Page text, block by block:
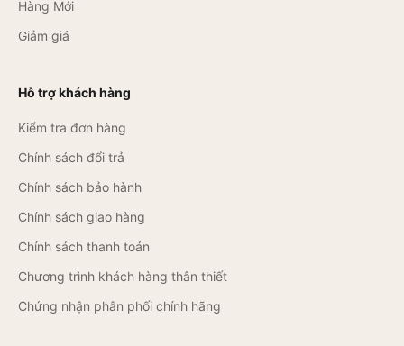
Hàng Mới
Giảm giá
Hỗ trợ khách hàng
Kiểm tra đơn hàng
Chính sách đổi trả
Chính sách bảo hành
Chính sách giao hàng
Chính sách thanh toán
Chương trình khách hàng thân thiết
Chứng nhận phân phối chính hãng